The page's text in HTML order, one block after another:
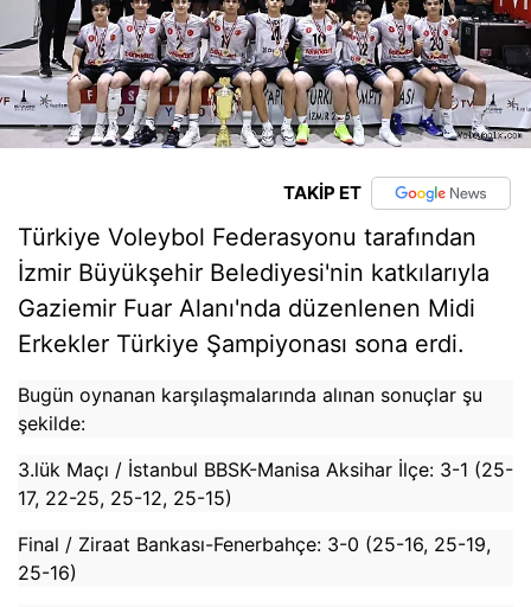
TAKİP ET
Türkiye Voleybol Federasyonu tarafından
İzmir Büyükşehir Belediyesi'nin katkılarıyla
Gaziemir Fuar Alanı'nda düzenlenen Midi
Erkekler Türkiye Şampiyonası sona erdi.
Bugün oynanan karşılaşmalarında alınan sonuçlar şu
şekilde:
3.lük Maçı / İstanbul BBSK-Manisa Aksihar İlçe: 3-1 (25-
17, 22-25, 25-12, 25-15)
Final / Ziraat Bankası-Fenerbahçe: 3-0 (25-16, 25-19,
25-16)